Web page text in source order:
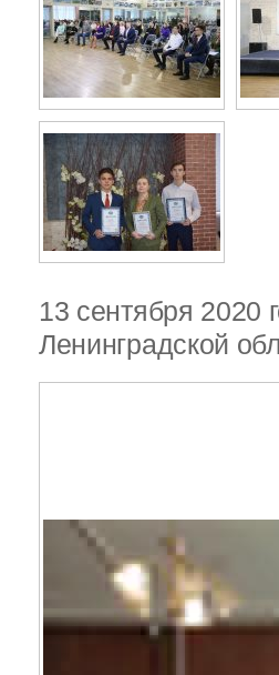
13 сентября 2020
Ленинградской